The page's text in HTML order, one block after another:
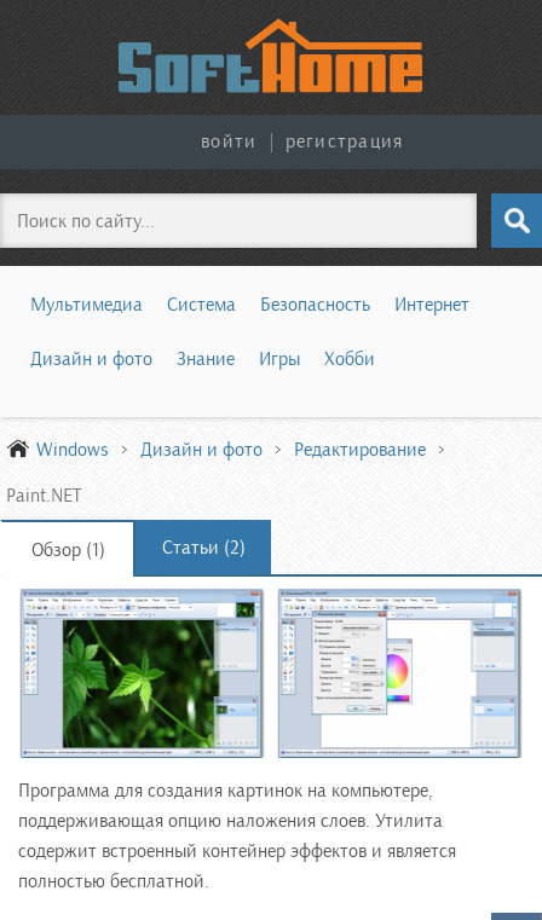
войти регистрация
Поиск
Мультимедиа Система Безопасность Интернет
Дизайн и фото Знание Игры Хобби
Windows Дизайн и фото
Редактирование
Paint.NET
Обзор (1) Статьи (2)
Программа для создания картинок на компьютере,
поддерживающая опцию наложения слоев. Утилита
содержит встроенный контейнер эффектов и является
полностью бесплатной.